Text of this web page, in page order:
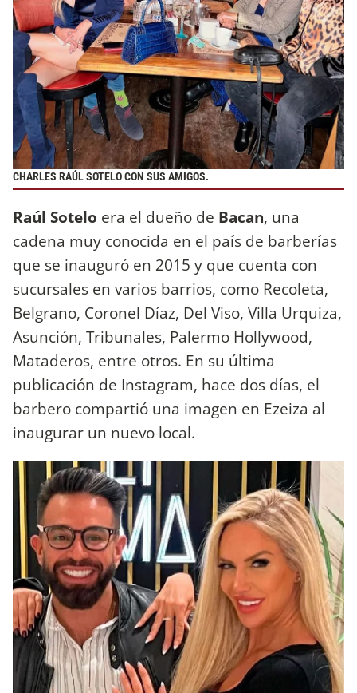
CHARLES RAÚL SOTELO CON SUS AMIGOS.
Raúl Sotelo era el dueño de Bacan, una
cadena muy conocida en el país de barberías
que se inauguró en 2015 y que cuenta con
sucursales en varios barrios, como Recoleta,
Belgrano, Coronel Díaz, Del Viso, Villa Urquiza,
Asunción, Tribunales, Palermo Hollywood,
Mataderos, entre otros. En su última
publicación de Instagram, hace dos días, el
barbero compartió una imagen en Ezeiza al
inaugurar un nuevo local.